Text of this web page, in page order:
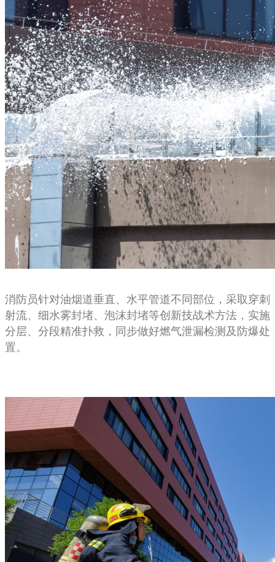
消防员针对油烟道垂直、水平管道不同部位，采取穿刺
射流、细水雾封堵、泡沫封堵等创新技战术方法，实施
分层、分段精准扑救，同步做好燃气泄漏检测及防爆处
置。